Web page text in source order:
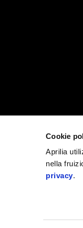
Cookie
Aprilia
nella
privacy.
CONTATTI
Dove siamo
Servizio clienti
Campagne di